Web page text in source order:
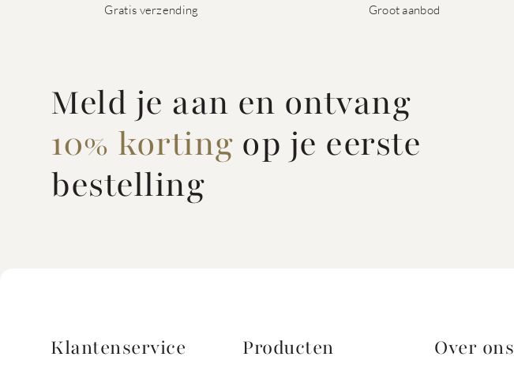
Gratis verzending Groot aanbod
Meld je aan en ontvang
10% korting op je eerste
bestelling
Klantenservice Producten Over ons